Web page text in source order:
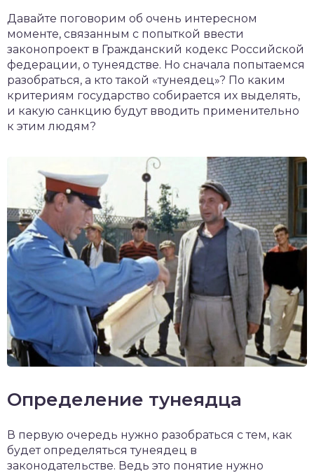
Давайте поговорим об очень интересном
моменте, связанным с попыткой ввести
законопроект в Гражданский кодекс Российской
федерации, о тунеядстве. Но сначала попытаемся
разобраться, а кто такой «тунеядец»? По каким
критериям государство собирается их выделять,
и какую санкцию будут вводить применительно
к этим людям?
Определение тунеядца
В первую очередь нужно разобраться с тем, как
будет определяться тунеядец в
законодательстве. Ведь это понятие нужно
крыши и кровли
и уход